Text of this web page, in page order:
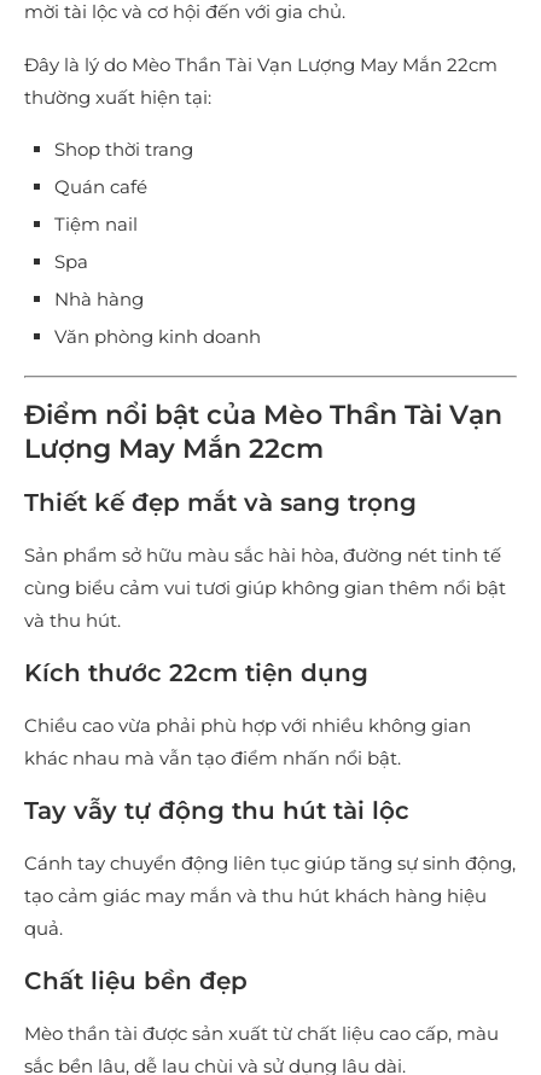
mời tài lộc và cơ hội đến với gia chủ.
Đây là lý do Mèo Thần Tài Vạn Lượng May Mắn 22cm
thường xuất hiện tại:
Shop thời trang
Quán café
Tiệm nail
Spa
Nhà hàng
Văn phòng kinh doanh
Điểm nổi bật của Mèo Thần Tài Vạn
Lượng May Mắn 22cm
Thiết kế đẹp mắt và sang trọng
Sản phẩm sở hữu màu sắc hài hòa, đường nét tinh tế
cùng biểu cảm vui tươi giúp không gian thêm nổi bật
và thu hút.
Kích thước 22cm tiện dụng
Chiều cao vừa phải phù hợp với nhiều không gian
khác nhau mà vẫn tạo điểm nhấn nổi bật.
Tay vẫy tự động thu hút tài lộc
Cánh tay chuyển động liên tục giúp tăng sự sinh động,
tạo cảm giác may mắn và thu hút khách hàng hiệu
quả.
Chất liệu bền đẹp
Mèo thần tài được sản xuất từ chất liệu cao cấp, màu
sắc bền lâu, dễ lau chùi và sử dụng lâu dài.